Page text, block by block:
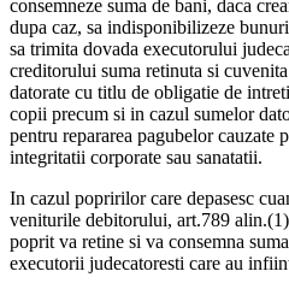
consemneze suma de bani, daca
dupa caz, sa indisponibilizeze
sa trimita dovada executorului
creditorului suma retinuta si
datorate cu titlu de obligatie de
copii precum si in cazul sumelor
pentru repararea pagubelor cauzate
integritatii corporate sau sanatatii.
In cazul popririlor care depasesc
veniturile debitorului, art.789
poprit va retine si va consemna
executorii judecatoresti care au